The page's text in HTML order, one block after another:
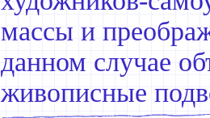
массы и
данном случае
живописные